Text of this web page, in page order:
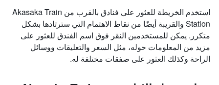
استخدم الخريطة للعثور على فنادق بالقرب من Akasaka Train
Station والقريبة أيضًا من نقاط الاهتمام التي سترتادها بشكل
متكرر. يمكن للمستخدمين النقر فوق اسم الفندق للعثور على
مزيد من المعلومات حوله، مثل السعر والتعليقات ووسائل
الراحة وكذلك العثور على صفقات مختلفة له.